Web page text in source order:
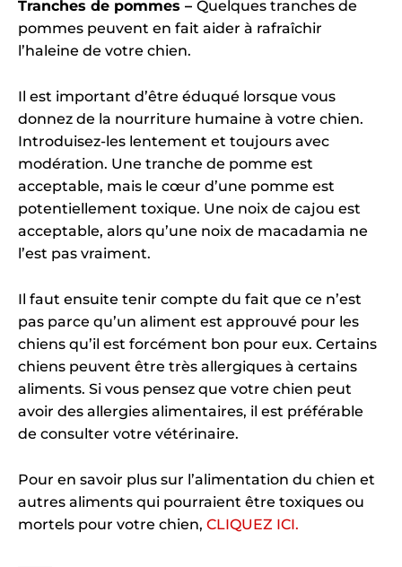
Tranches de pommes – Quelques tranches de
pommes peuvent en fait aider à rafraîchir
l’haleine de votre chien.
Il est important d’être éduqué lorsque vous
donnez de la nourriture humaine à votre chien.
Introduisez-les lentement et toujours avec
modération. Une tranche de pomme est
acceptable, mais le cœur d’une pomme est
potentiellement toxique. Une noix de cajou est
acceptable, alors qu’une noix de macadamia ne
l’est pas vraiment.
Il faut ensuite tenir compte du fait que ce n’est
pas parce qu’un aliment est approuvé pour les
chiens qu’il est forcément bon pour eux. Certains
chiens peuvent être très allergiques à certains
aliments. Si vous pensez que votre chien peut
avoir des allergies alimentaires, il est préférable
de consulter votre vétérinaire.
Pour en savoir plus sur l’alimentation du chien et
autres aliments qui pourraient être toxiques ou
mortels pour votre chien, CLIQUEZ ICI.